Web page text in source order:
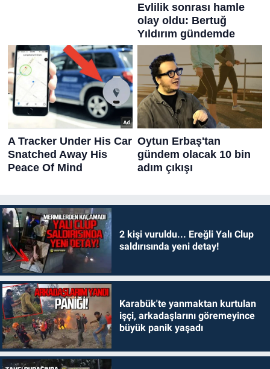
2 kişi vuruldu... Ereğli Yalı Clup
saldırısında yeni detay!
Karabük'te yanmaktan kurtulan
işçi, arkadaşlarını göremeyince
büyük panik yaşadı